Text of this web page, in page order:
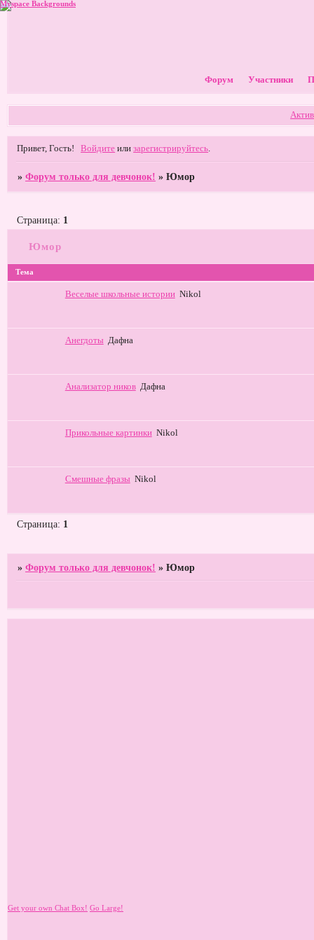
Myspace Backgrounds
Форум Участники
Привет, Гость! Войдите илизарегистрируйтесь
»Форум только для девчонок! »Юмор
Юмор
Страница: 1
Тема
Веселые школьные истории Nikol
Анегдоты Дафна
Анализатор ников Дафна
Прикольные картинки Nikol
Смешные фразы Nikol
Страница: 1
»Форум только для девчонок! »Юмор
Get your own Chat Box! Go Large!